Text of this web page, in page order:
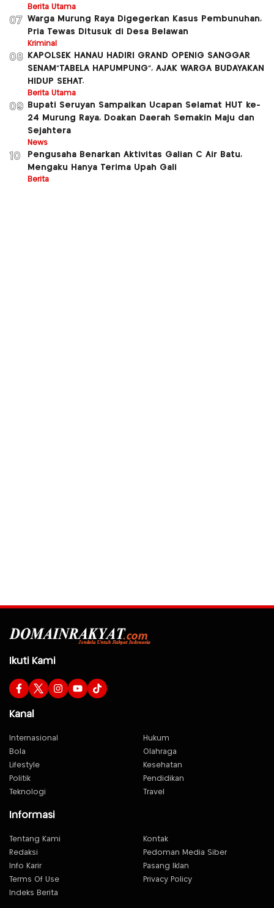
Berita Utama
07 Warga Murung Raya Digegerkan Kasus Pembunuhan,
Pria Tewas Ditusuk di Desa Belawan
Kriminal
08
KAPOLSEK HANAU HADIRI GRAND OPENIG SANGGAR
SENAM”TABELA HAPUMPUNG”, AJAK WARGA BUDAYAKAN
HIDUP SEHAT.
Berita Utama
09
Bupati Seruyan Sampaikan Ucapan Selamat HUT ke-
24 Murung Raya, Doakan Daerah Semakin Maju dan
Sejahtera
News
10
Pengusaha Benarkan Aktivitas Galian C Air Batu,
Mengaku Hanya Terima Upah Gali
Berita
Ikuti Kami
Kanal
Internasional
Hukum
Bola
Olahraga
Lifestyle
Kesehatan
Politik
Pendidikan
Teknologi
Travel
Informasi
Tentang Kami
Kontak
Redaksi
Pedoman Media Siber
Info Karir
Pasang Iklan
Terms Of Use
Privacy Policy
Indeks Berita